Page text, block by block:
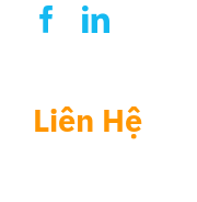
Liên Hệ